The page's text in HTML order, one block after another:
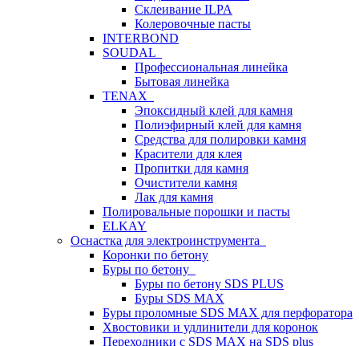
Склеивание ILPA
Колеровочные пасты
INTERBOND
SOUDAL
Профессиональная линейка
Бытовая линейка
TENAX
Эпоксидный клей для камня
Полиэфирный клей для камня
Средства для полировки камня
Красители для клея
Пропитки для камня
Очистители камня
Лак для камня
Полировальные порошки и пасты
ELKAY
Оснастка для электроинструмента
Коронки по бетону
Буры по бетону
Буры по бетону SDS PLUS
Буры SDS MAX
Буры проломные SDS MAX для перфоратора
Хвостовики и удлинители для коронок
Переходники с SDS MAX на SDS plus